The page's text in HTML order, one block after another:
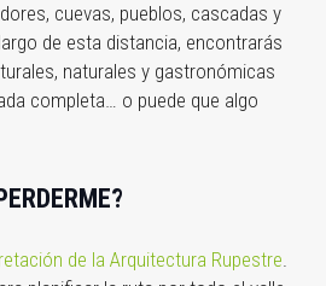
cuevas, pueblos, cascadas y
de esta distancia, encontrarás
naturales y gastronómicas
completa… o puede que algo
de la Arquitectura Rupestre